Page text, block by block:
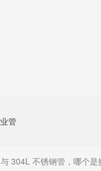
管
304L 不锈钢管，哪个是